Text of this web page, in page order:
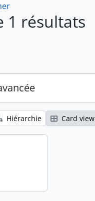
1 résultats
Hiérarchie Card view